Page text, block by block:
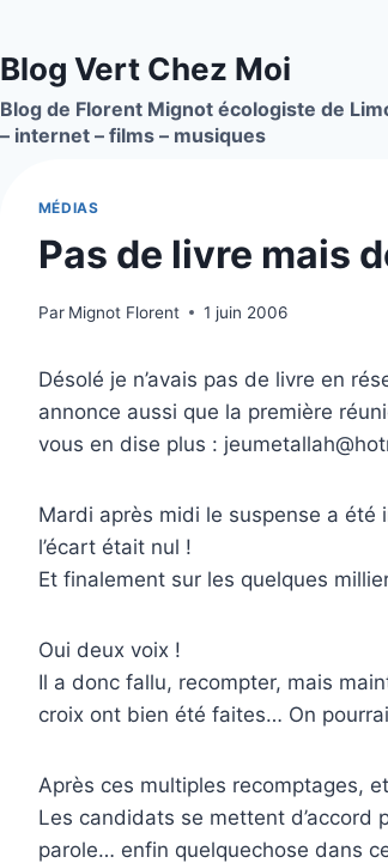
contenu
Blog Vert Chez Moi
Blog de Florent Mignot écologiste de
– internet – films – musiques
MÉDIAS
Pas de livre mais
Par Mignot Florent 1 juin 2006
Désolé je n’avais pas de livre en
annonce aussi que la première
vous en dise plus :
Mardi après midi le suspense a été
l’écart était nul !
Et finalement sur les quelques
Oui deux voix !
Il a donc fallu, recompter, mais
croix ont bien été faites… On
Après ces multiples recomptages,
Les candidats se mettent d’accord
parole… enfin quelquechose dans